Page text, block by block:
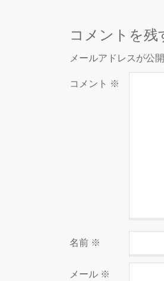
コメントを残
メールアドレスが公
コメント ※
名前 ※
メール ※